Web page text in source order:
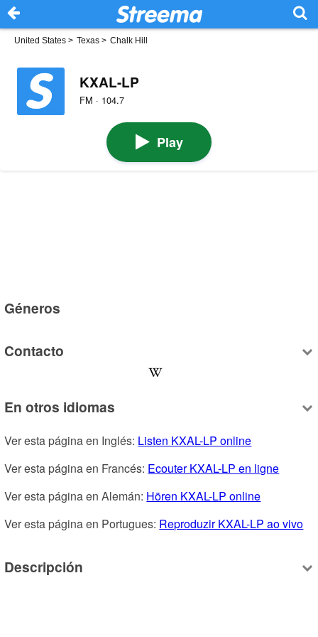
United States > Texas > Chalk Hill
KXAL-LP
FM · 104.7
Play
Géneros
Contacto
En otros idiomas
Ver esta página en Inglés: Listen KXAL-LP online
Ver esta página en Francés: Ecouter KXAL-LP en ligne
Ver esta página en Alemán: Hören KXAL-LP online
Ver esta página en Portugues: Reproduzir KXAL-LP ao vivo
Descripción